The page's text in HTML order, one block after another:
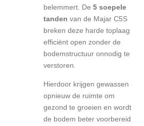
belemmert. De 5 soepele
tanden van de Majar C5S
breken deze harde toplaag
efficiënt open zonder de
bodemstructuur onnodig te
verstoren.
Hierdoor krijgen gewassen
opnieuw de ruimte om
gezond te groeien en wordt
de bodem beter voorbereid